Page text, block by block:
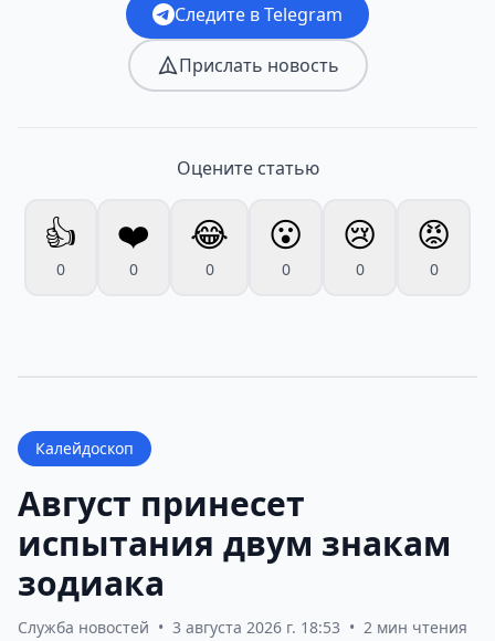
Следите в Telegram
Прислать новость
Оцените статью
👍
0
❤️
0
😂
0
😮
0
😢
0
😡
0
Калейдоскоп
Август принесет
испытания двум знакам
зодиака
Служба новостей • 3 августа 2026 г. 18:53 • 2 мин чтения